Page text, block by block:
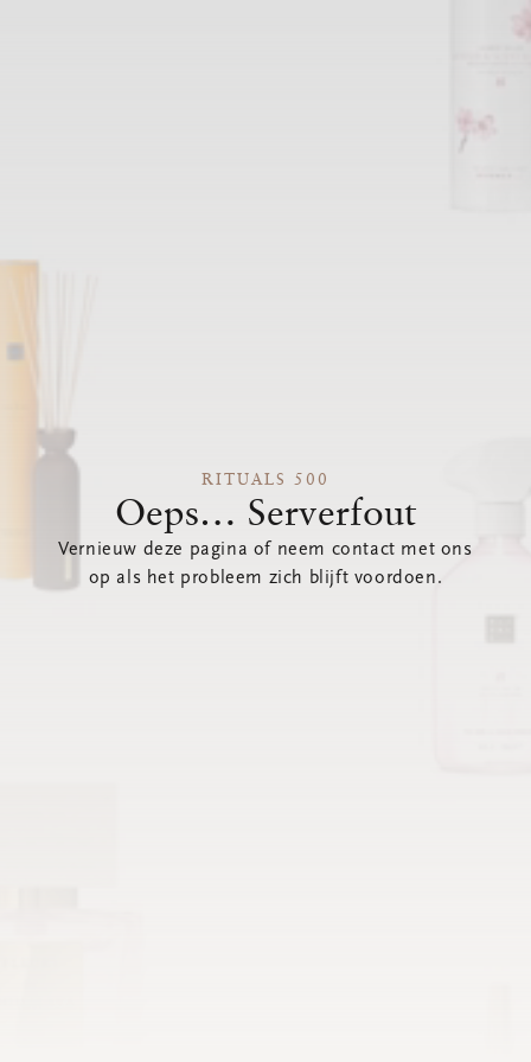
RITUALS 500
Oeps… Serverfout
Vernieuw deze pagina of neem contact met ons
op als het probleem zich blijft voordoen.